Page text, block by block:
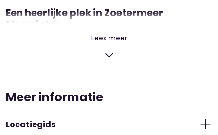
Een heerlijke plek in Zoetermeer
Meerzicht>
Kinderdagverblijf KC De Entree voldoet eigenlijk
aan al onze wensen. Het gebouw is mooi en door de
lekker centraal in de wijk Meerzicht, direct aan de
te zetten, maar het is ook geen enkel probleem als
Lees meer
Meer informatie
Locatiegids